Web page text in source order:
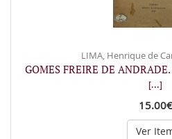
LIMA, Henrique de
GOMES FREIRE DE
[...]
15.00€
Ver